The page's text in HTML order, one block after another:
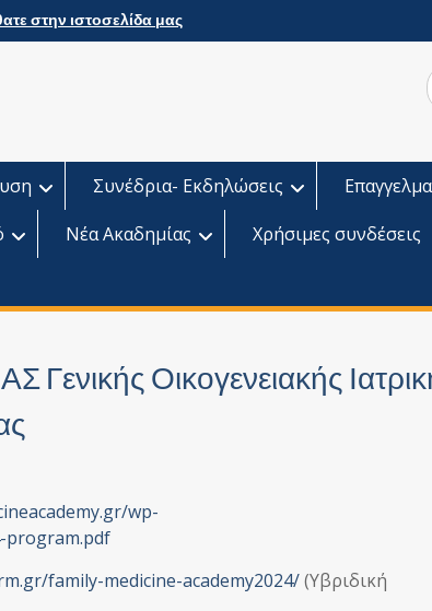
στην ιστοσελίδα μας
Συνέδρια- Εκδηλώσεις
Νέα Ακαδημίας Χρήσιμες συνδέσεις
Οικογενειακής
wp-
program.pdf
family-medicine-academy2024/(Υβριδική